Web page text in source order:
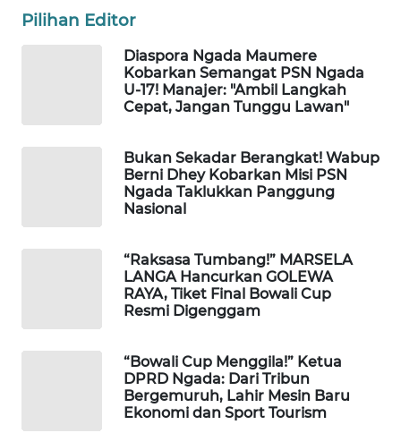
Pilihan Editor
Diaspora Ngada Maumere
Kobarkan Semangat PSN Ngada
U-17! Manajer: "Ambil Langkah
Cepat, Jangan Tunggu Lawan"
Bukan Sekadar Berangkat! Wabup
Berni Dhey Kobarkan Misi PSN
Ngada Taklukkan Panggung
Nasional
“Raksasa Tumbang!” MARSELA
LANGA Hancurkan GOLEWA
RAYA, Tiket Final Bowali Cup
Resmi Digenggam
“Bowali Cup Menggila!” Ketua
DPRD Ngada: Dari Tribun
Bergemuruh, Lahir Mesin Baru
Ekonomi dan Sport Tourism
WALINKI
MARTABAT
LPKKI